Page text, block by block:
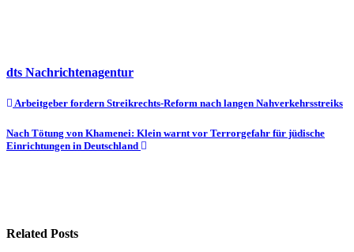
dts Nachrichtenagentur
Beitragsnavigation
Arbeitgeber fordern Streikrechts-Reform nach langen Nahverkehrsstreiks
Nach Tötung von Khamenei: Klein warnt vor Terrorgefahr für jüdische
Einrichtungen in Deutschland
Related Posts